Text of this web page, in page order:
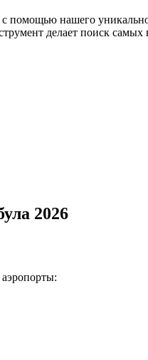
нашего
делает поиск
2026